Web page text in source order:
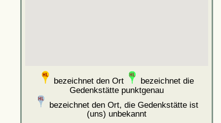
bezeichnet den Ort
bezeichnet die
Gedenkstätte punktgenau
bezeichnet den Ort, die Gedenkstätte ist
(uns) unbekannt